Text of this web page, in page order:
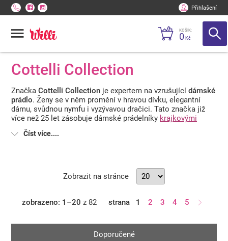
Přihlašení
KOŠÍK:
0 Kč
Cottelli Collection
Značka Cottelli Collection je expertem na vzrušující dámské
prádlo. Ženy se v něm promění v hravou dívku, elegantní
dámu, svůdnou nymfu i vyzývavou dračici. Tato značka již
více než 25 let zásobuje dámské prádelníky krajkovými
pro něžnou stimulaci
kvalitních materiálů. Dámské prádlo Cottelli Collection je
neuvěřitelně pohodlné a svým střihem zvedne sebevědomí
Číst více....
Zobrazit na stránce
zobrazeno: 1–20 z 82 strana 1 2 3 4 5
Doporučené